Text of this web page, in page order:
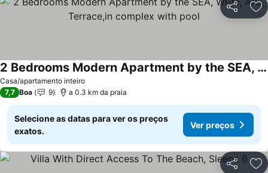
Partilhar
Casa/apartamento inteiro
2 Bedrooms Modern Apartment by the SEA, Wi-Fi, A/C, Terrace,in complex with pool
Ver preços
7,7 Boa 9 a 0.3 km da praia
Selecione as datas para ver os preços
exatos.
Ver preços
Partilhar